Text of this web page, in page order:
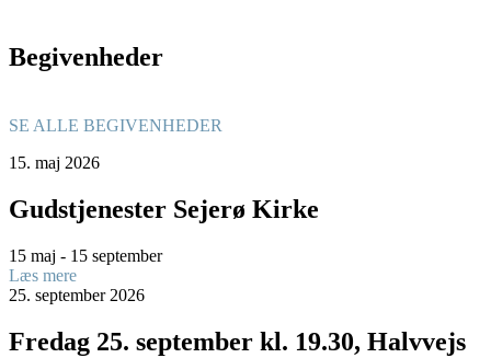
Begivenheder
SE ALLE BEGIVENHEDER
15. maj 2026
Gudstjenester Sejerø Kirke
15 maj - 15 september
Læs mere
25. september 2026
Fredag 25. september kl. 19.30, Halvvejs